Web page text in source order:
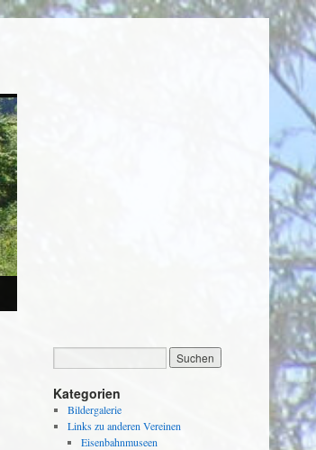
Kategorien
Bildergalerie
Links zu anderen Vereinen
Eisenbahnmuseen